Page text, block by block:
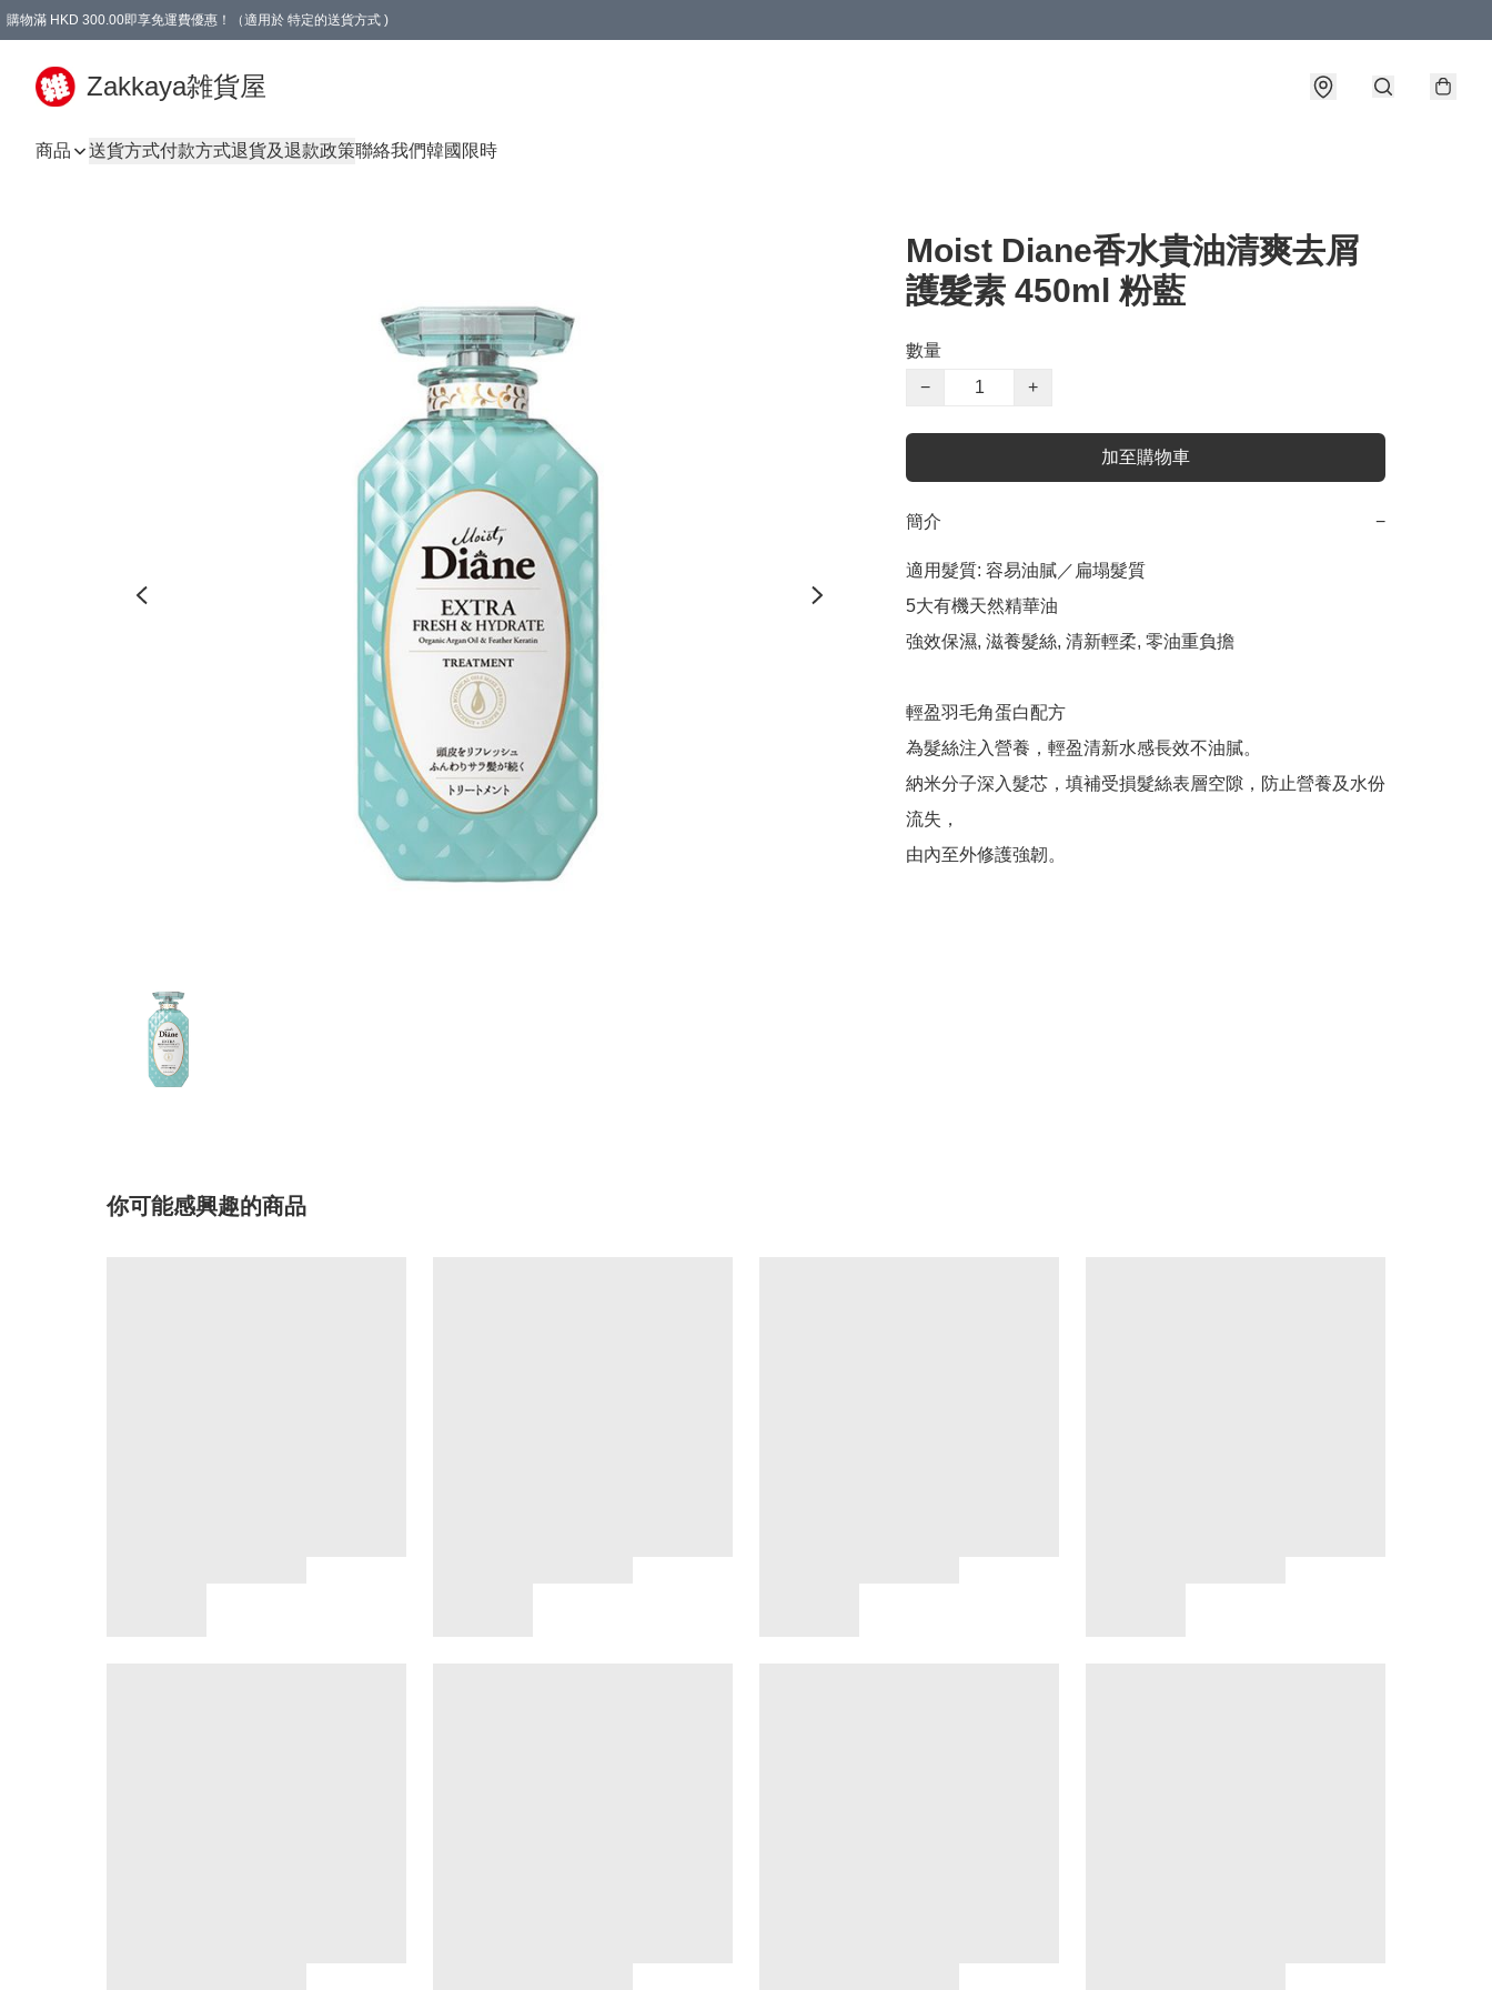
購物滿 HKD 300.00即享免運費優惠！（適用於 特定的送貨方式 )
Zakkaya雑貨屋
商品 送貨方式付款方式退貨及退款政策聯絡我們韓國限時
Moist Diane香水貴油清爽去屑
護髮素 450ml 粉藍
數量
−
+
加至購物車
簡介 −
適用髮質: 容易油膩／扁塌髮質
5大有機天然精華油
強效保濕, 滋養髮絲, 清新輕柔, 零油重負擔
輕盈羽毛角蛋白配方
為髮絲注入營養，輕盈清新水感長效不油膩。
納米分子深入髮芯，填補受損髮絲表層空隙，防止營養及水份
流失，
由內至外修護強韌。
你可能感興趣的商品